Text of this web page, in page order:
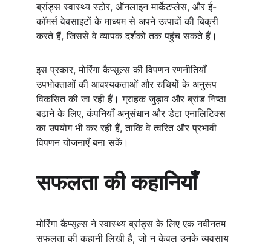
ब्रांड्स स्वास्थ्य स्टोर, ऑनलाइन मार्केटप्लेस, और ई-
कॉमर्स वेबसाइटों के माध्यम से अपने उत्पादों की बिक्री
करते हैं, जिससे वे व्यापक दर्शकों तक पहुंच सकते हैं।
इस प्रकार, मोरिंगा कैप्सूल्स की विपणन रणनीतियाँ
उपभोक्ताओं की आवश्यकताओं और रुचियों के अनुरूप
विकसित की जा रही हैं। ग्राहक जुड़ाव और ब्रांड निष्ठा
बढ़ाने के लिए, कंपनियाँ अनुसंधान और डेटा एनालिटिक्स
का उपयोग भी कर रही हैं, ताकि वे त्वरित और प्रभावी
विपणन योजनाएँ बना सकें।
सफलता की कहानियाँ
मोरिंगा कैप्सूल्स ने स्वास्थ्य ब्रांड्स के लिए एक नवीनतम
सफलता की कहानी लिखी है, जो न केवल उनके व्यवसाय